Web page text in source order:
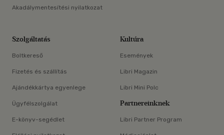
Akadálymentesítési nyilatkozat
Szolgáltatás
Boltkereső
Fizetés és szállítás
Ajándékkártya egyenlege
Ügyfélszolgálat
E-könyv-segédlet
Kultúra
Események
Libri Magazin
Libri Mini Polc
Partnereinknek
Libri Partner Program